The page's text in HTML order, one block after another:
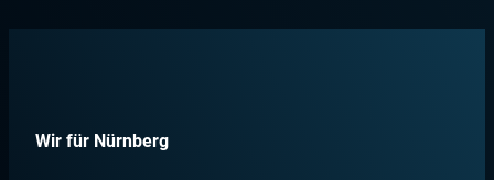
Wir für Nürnberg